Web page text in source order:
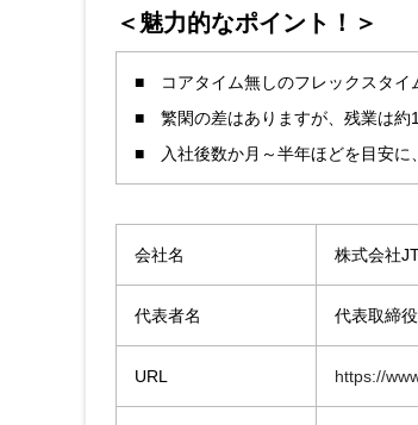
＜魅力的なポイント！＞
■ コアタイム無しのフレックスタイ
■ 繁閑の差はありますが、残業は約
■ 入社後数か月～半年ほどを目安に
会社名 株式会社
代表者名 代表取締
URL https://